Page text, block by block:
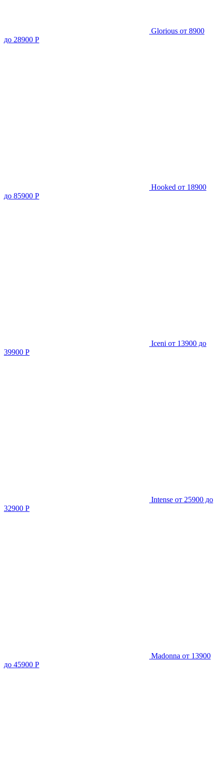
Glorious от 8900
до 28900 Р
Hooked от 18900
до 85900 Р
Iceni от 13900 до
39900 Р
Intense от 25900 до
32900 Р
Madonna от 13900
до 45900 Р